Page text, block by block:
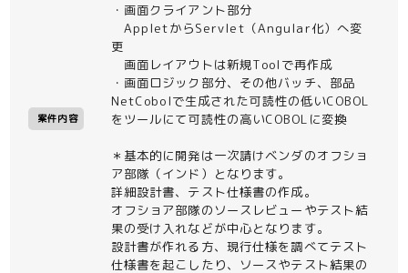
案件内容
・画面クライアント部分
AppletからServlet（Angular化）へ変
更
画面レイアウトは新規Toolで再作成
・画面ロジック部分、その他バッチ、部品
NetCobolで生成された可読性の低いCOBOL
をツールにて可読性の高いCOBOLに変換
＊基本的に開発は一次請けベンダのオフショ
ア部隊（インド）となります。
詳細設計書、テスト仕様書の作成。
オフショア部隊のソースレビューやテスト結
果の受け入れなどが中心となります。
設計書が作れる方、現行仕様を調べてテスト
仕様書を起こしたり、ソースやテスト結果の